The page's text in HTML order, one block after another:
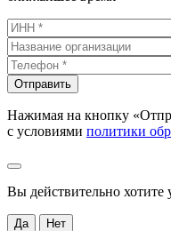
Отправить
Нажимая на кнопку
с условиями политики
Вы действительно хотите
Да Нет